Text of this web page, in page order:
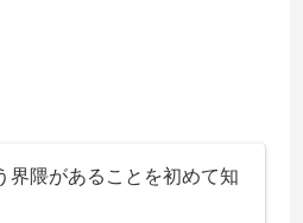
界隈があることを初めて知